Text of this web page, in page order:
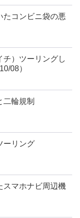
たコンビニ袋の悪
チ）ツーリングし
08）
二輪規制
ーリング
スマホナビ周辺機